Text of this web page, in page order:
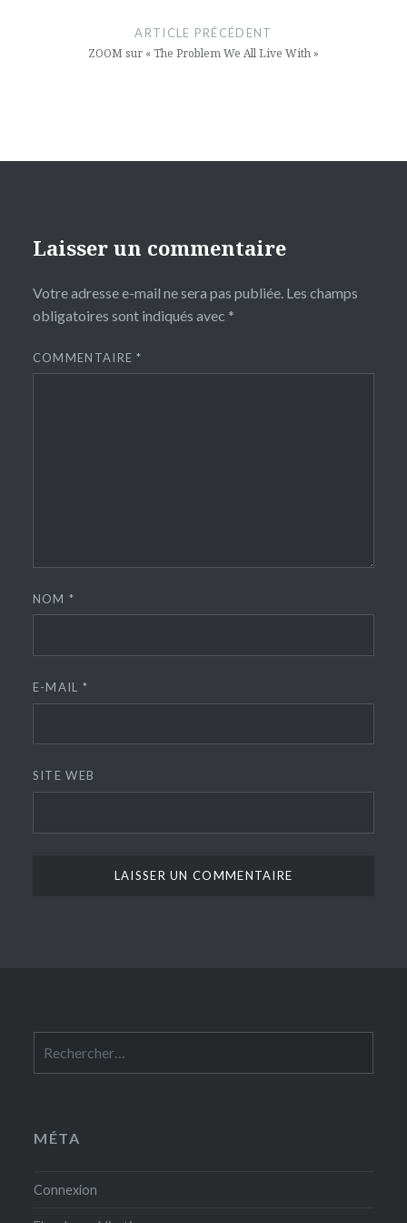
l’article
ARTICLE PRÉCÉDENT
ZOOM sur « The Problem We All Live With »
Laisser un commentaire
Votre adresse e-mail ne sera pas publiée. Les champs
obligatoires sont indiqués avec *
COMMENTAIRE*
NOM*
E-MAIL *
SITE WEB
MÉTA
Connexion